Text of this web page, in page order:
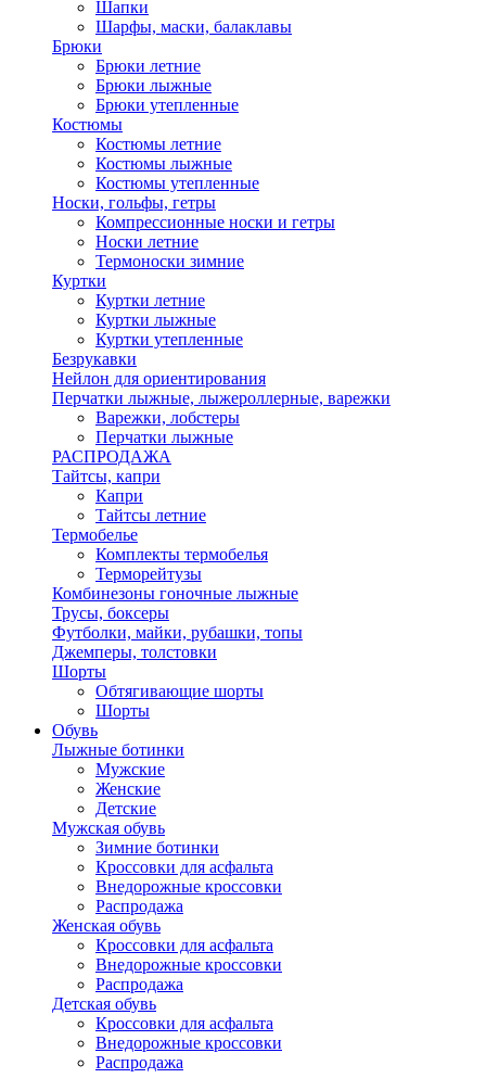
Шапки
Шарфы, маски, балаклавы
Брюки
Брюки летние
Брюки лыжные
Брюки утепленные
Костюмы
Костюмы летние
Костюмы лыжные
Костюмы утепленные
Носки, гольфы, гетры
Компрессионные носки и гетры
Носки летние
Термоноски зимние
Куртки
Куртки летние
Куртки лыжные
Куртки утепленные
Безрукавки
Нейлон для ориентирования
Перчатки лыжные, лыжероллерные, варежки
Варежки, лобстеры
Перчатки лыжные
РАСПРОДАЖА
Тайтсы, капри
Капри
Тайтсы летние
Термобелье
Комплекты термобелья
Терморейтузы
Комбинезоны гоночные лыжные
Трусы, боксеры
Футболки, майки, рубашки, топы
Джемперы, толстовки
Шорты
Обтягивающие шорты
Шорты
Обувь
Лыжные ботинки
Мужские
Женские
Детские
Мужская обувь
Зимние ботинки
Кроссовки для асфальта
Внедорожные кроссовки
Распродажа
Женская обувь
Кроссовки для асфальта
Внедорожные кроссовки
Распродажа
Детская обувь
Кроссовки для асфальта
Внедорожные кроссовки
Распродажа